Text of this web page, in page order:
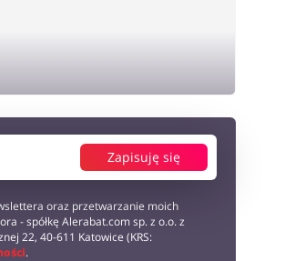
Zapisuję się
oraz przetwarzanie moich
- spółkę Alerabat.com sp. z o.o. z
22, 40-611 Katowice (KRS:
.